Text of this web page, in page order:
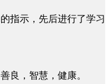
指示，先后进行了学习
良，智慧，健康。